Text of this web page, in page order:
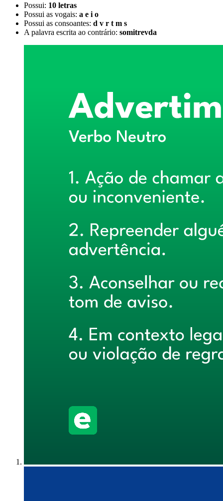
Possui: 10 letras
Possui as vogais: a e i o
Possui as consoantes: d v r t m s
A palavra escrita ao contrário: somitrevda